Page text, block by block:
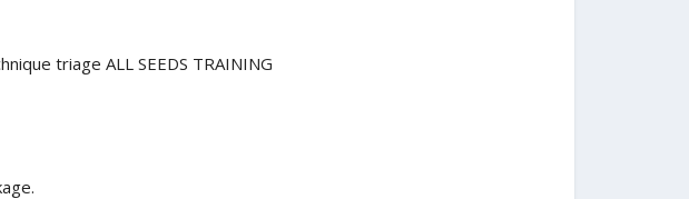
triage ALL SEEDS TRAINING